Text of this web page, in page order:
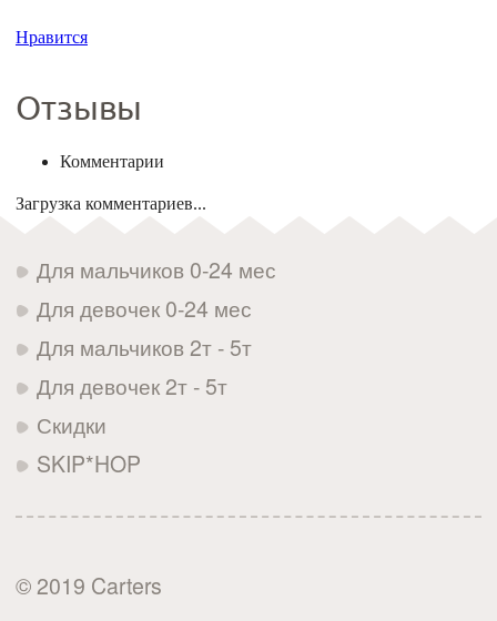
Нравится
Отзывы
Комментарии
Загрузка комментариев...
Для мальчиков 0-24 мес
Для девочек 0-24 мес
Для мальчиков 2т - 5т
Для девочек 2т - 5т
Скидки
SKIP*HOP
© 2019 Carters